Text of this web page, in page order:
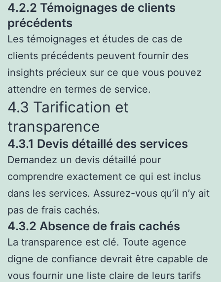
4.2.2 Témoignages de clients
précédents
Les témoignages et études de cas de
clients précédents peuvent fournir des
insights précieux sur ce que vous pouvez
attendre en termes de service.
4.3 Tarification et
transparence
4.3.1 Devis détaillé des services
Demandez un devis détaillé pour
comprendre exactement ce qui est inclus
dans les services. Assurez-vous qu’il n’y ait
pas de frais cachés.
4.3.2 Absence de frais cachés
La transparence est clé. Toute agence
digne de confiance devrait être capable de
vous fournir une liste claire de leurs tarifs